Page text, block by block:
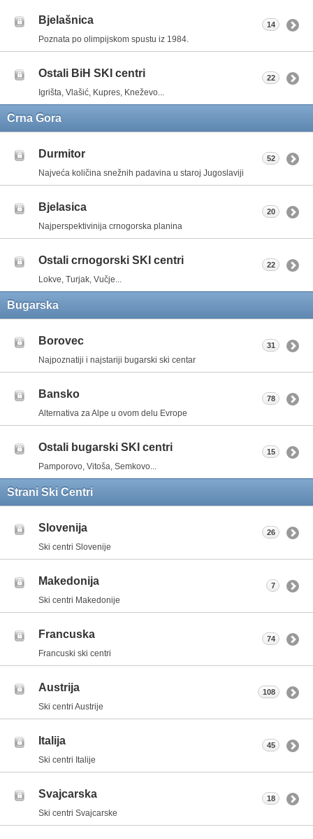
Bjelašnica
Poznata po olimpijskom spustu iz 1984.
14
Ostali BiH SKI centri
Igrišta, Vlašić, Kupres, Kneževo...
22
Crna Gora
Durmitor
Najveća količina snežnih padavina u staroj Jugoslaviji
52
Bjelasica
Najperspektivinija crnogorska planina
20
Ostali crnogorski SKI centri
Lokve, Turjak, Vučje...
22
Bugarska
Borovec
Najpoznatiji i najstariji bugarski ski centar
31
Bansko
Alternativa za Alpe u ovom delu Evrope
78
Ostali bugarski SKI centri
Pamporovo, Vitoša, Semkovo...
15
Strani Ski Centri
Slovenija
Ski centri Slovenije
26
Makedonija
Ski centri Makedonije
7
Francuska
Francuski ski centri
74
Austrija
Ski centri Austrije
108
Italija
Ski centri Italije
45
Svajcarska
Ski centri Svajcarske
18